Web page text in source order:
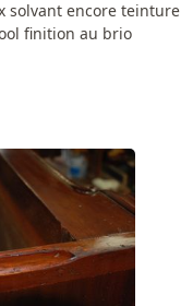
solvant encore teinture
finition au brio